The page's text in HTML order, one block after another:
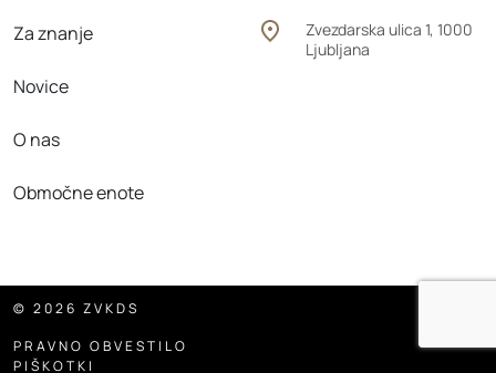
Zvezdarska ulica 1, 1000
Ljubljana
Za znanje
Novice
O nas
Območne enote
© 2026 ZVKDS
PRAVNO OBVESTILO
PIŠKOTKI